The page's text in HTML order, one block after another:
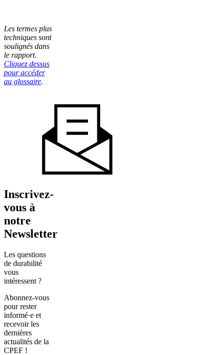
Les termes plus
techniques sont
soulignés dans
le rapport.
Cliquez dessus
pour accéder
au glossaire.
Inscrivez-
vous à
notre
Newsletter
Les questions
de durabilité
vous
intéressent ?
Abonnez-vous
pour rester
informé·e et
recevoir les
dernières
actualités de la
CPEF !